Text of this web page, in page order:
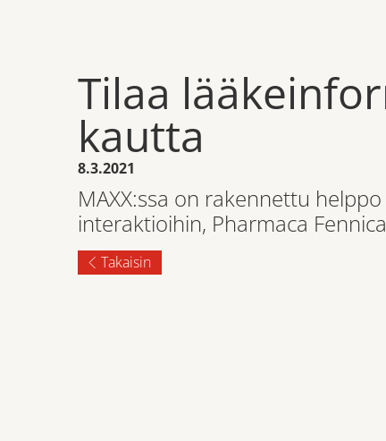
Tilaa
kautta
8.3.2021
MAXX:ssa on rakennettu
interaktioihin, Pharmaca
Takaisin